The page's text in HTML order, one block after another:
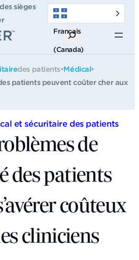
sièges
Français
(Canada)
Recherche
des patients•Médical•
patients peuvent coûter cher aux
et sécuritaire des patients
de
des patients
coûteux
cliniciens